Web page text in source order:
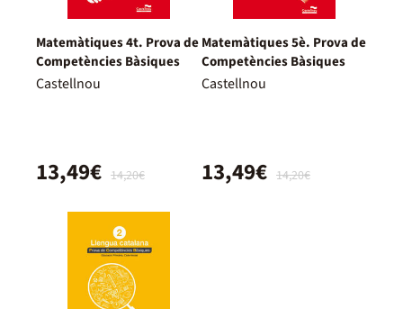
Matemàtiques 4t. Prova de
Competències Bàsiques
Castellnou
14,20€
13,49€
Matemàtiques 5è. Prova de
Competències Bàsiques
Castellnou
14,20€
13,49€